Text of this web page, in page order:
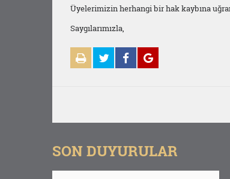
Üyelerimizin herhangi bir hak kaybına
Saygılarımızla,
SON DUYURULAR